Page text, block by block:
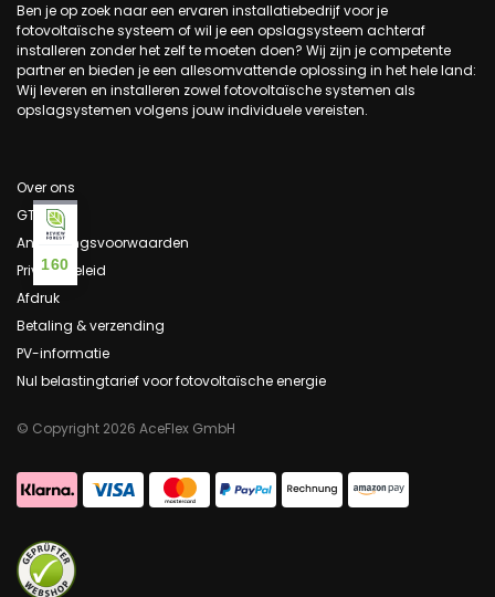
Ben je op zoek naar een ervaren installatiebedrijf voor je
fotovoltaïsche systeem of wil je een opslagsysteem achteraf
installeren zonder het zelf te moeten doen? Wij zijn je competente
partner en bieden je een allesomvattende oplossing in het hele land:
Wij leveren en installeren zowel fotovoltaïsche systemen als
opslagsystemen volgens jouw individuele vereisten.
Over ons
GTC
Annuleringsvoorwaarden
Privacybeleid
Afdruk
Betaling & verzending
PV-informatie
Nul belastingtarief voor fotovoltaïsche energie
© Copyright 2026 AceFlex GmbH
160